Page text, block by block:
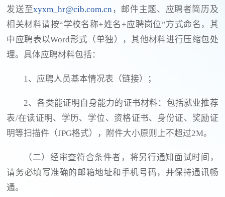
发送至xyxm_hr@cib.com.cn ，邮件主题、应聘者简历及
相关材料请按“学校名称+姓名+应聘岗位”方式命名，其
中应聘表以Word形式（单独），其他材料进行压缩包处
理。具体应聘材料包括：
1、应聘人员基本情况表（链接）；
2、各类能证明自身能力的证书材料：包括就业推荐
表/在读证明、学历、学位、资格证书、身份证、奖励证
明等扫描件（JPG格式），附件大小原则上不超过2M。
（二）经审查符合条件者，将另行通知面试时间，
请务必填写准确的邮箱地址和手机号码，并保持通讯畅
通。